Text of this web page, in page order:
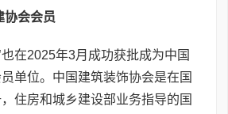
协会会员
在2025年3月成功获批成为中国
单位。中国建筑装饰协会是在国
住房和城乡建设部业务指导的国